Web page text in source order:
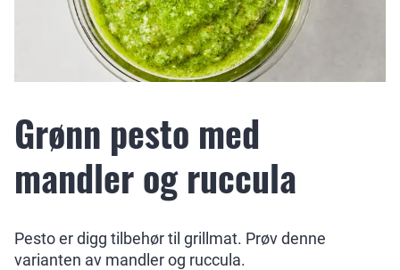
Grønn pesto med
mandler og ruccula
Pesto er digg tilbehør til grillmat. Prøv denne
varianten av mandler og ruccula.